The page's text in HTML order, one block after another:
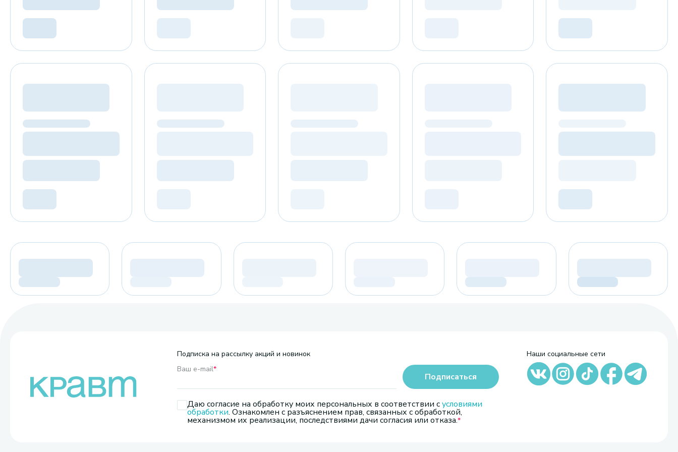
Подписка на рассылку акций и новинок
Ваш e-mail*
Даю согласие на обработку моих персональных в соответствии сусловиями
обработки. Ознакомлен с разъяснением прав, связанных с обработкой,
механизмом их реализации, последствиями дачи согласия или отказа.
Подписаться
Наши социальные сети